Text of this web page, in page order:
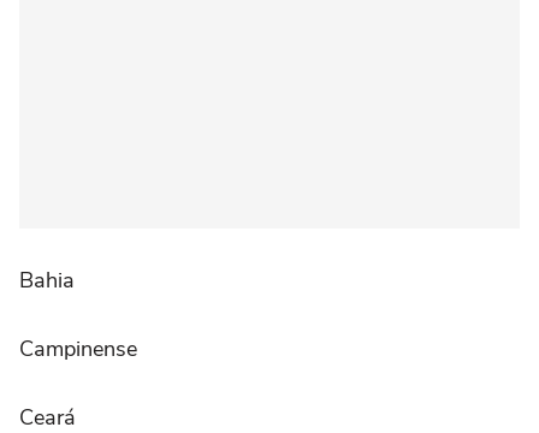
Bahia
Campinense
Ceará